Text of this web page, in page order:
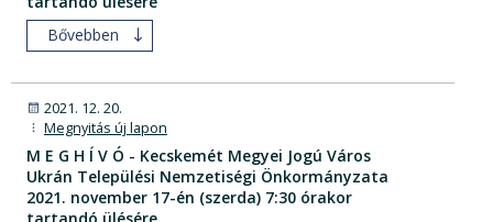
Bővebben
2021. 12. 20.
Megnyitás új lapon
M E G H Í V Ó - Kecskemét Megyei Jogú Város
Ukrán Települési Nemzetiségi Önkormányzata
2021. november 17-én (szerda) 7:30 órakor